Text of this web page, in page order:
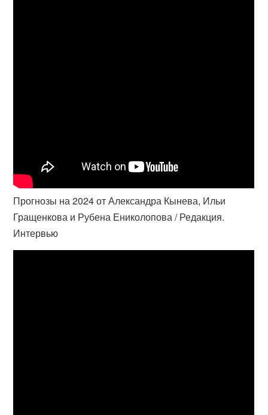
Прогнозы на 2024 от Александра Кынева, Ильи
Гращенкова и Рубена Ениколопова / Редакция.
Интервью